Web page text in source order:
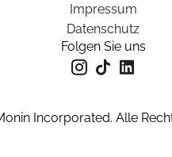
Impressum
Datenschutz
Folgen Sie uns
Incorporated. Alle